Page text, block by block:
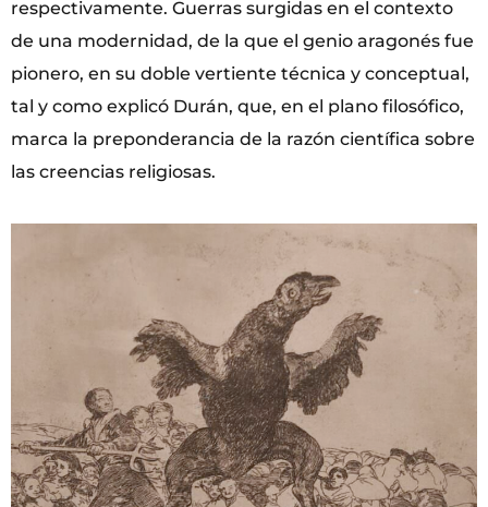
respectivamente. Guerras surgidas en el contexto
de una modernidad, de la que el genio aragonés fue
pionero, en su doble vertiente técnica y conceptual,
tal y como explicó Durán, que, en el plano filosófico,
marca la preponderancia de la razón científica sobre
las creencias religiosas.